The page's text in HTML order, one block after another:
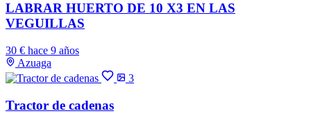
LABRAR HUERTO DE 10 X3 EN LAS
VEGUILLAS
30 € hace 9 años
Azuaga
3
Tractor de cadenas